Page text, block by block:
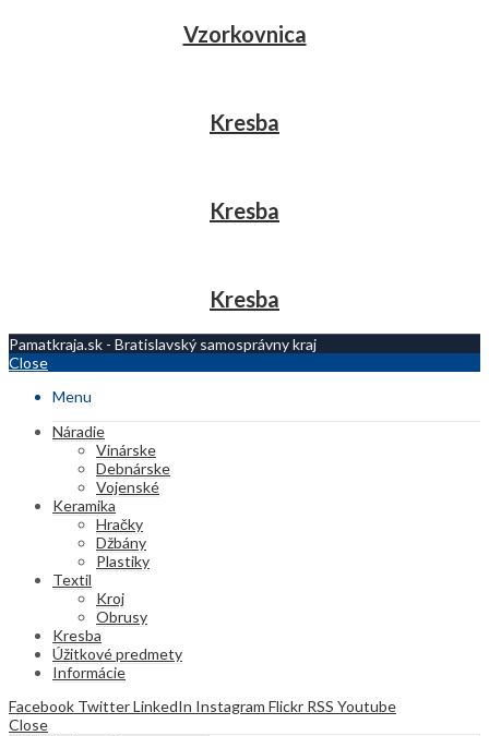
Vzorkovnica
Kresba
Kresba
Kresba
Pamatkraja.sk - Bratislavský samosprávny kraj
Close
Menu
Náradie
Vinárske
Debnárske
Vojenské
Keramika
Hračky
Džbány
Plastiky
Textil
Kroj
Obrusy
Kresba
Úžitkové predmety
Informácie
Facebook TwitterLinkedIn Instagram Flickr RSS Youtube
Close